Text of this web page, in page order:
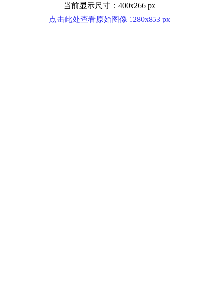
当前显示尺寸：400x266 px
点击此处查看原始图像 1280x853 px